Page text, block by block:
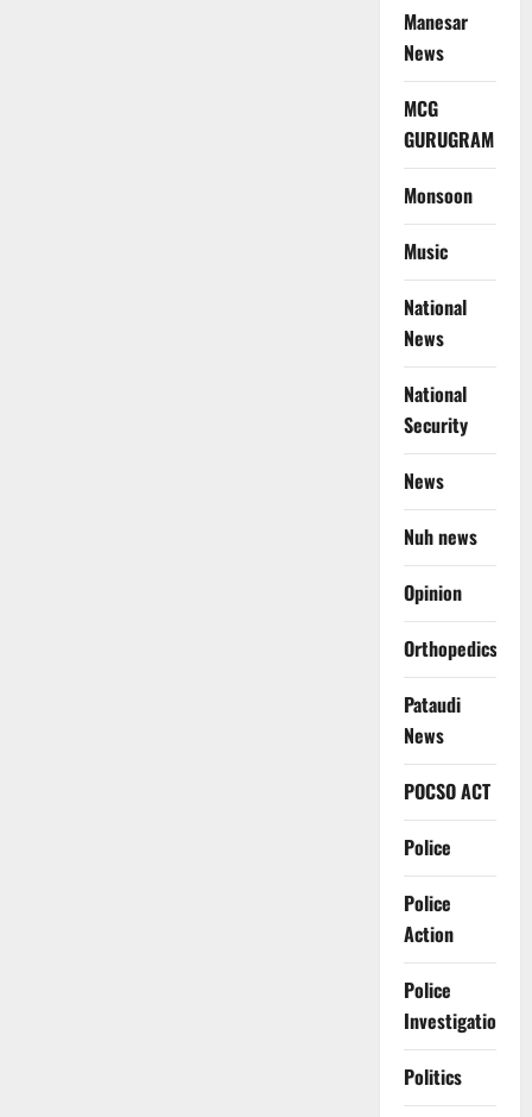
Manesar
News
MCG
GURUGRAM
Monsoon
Music
National
News
National
Security
News
Nuh news
Opinion
Orthopedics
Pataudi
News
POCSO ACT
Police
Police
Action
Police
Investigation
Politics